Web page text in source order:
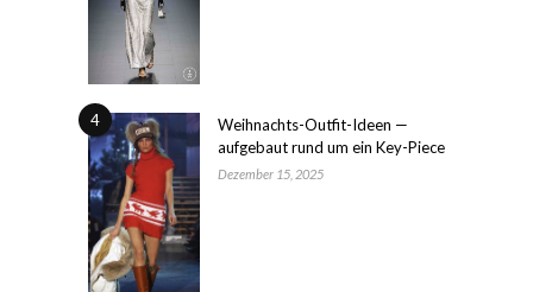
4
Weihnachts-Outfit-Ideen —
aufgebaut rund um ein Key-Piece
Dezember 15, 2025